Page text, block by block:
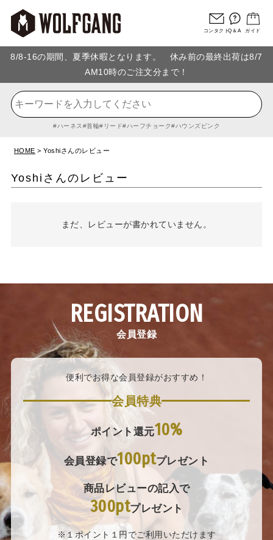
コンタクトQ＆A ガイド
8/8-16の期間、夏季休暇となります。 休み前の最終出荷は8/7
AM10時のご注文分まで！
ハーネス 首輪 リード ハーフチョーク ハウンズピンク
HOME Yoshiさんのレビュー
Yoshiさんのレビュー
まだ、レビューが書かれていません。
REGISTRATION
会員登録
便利でお得な会員登録がおすすめ！
会員特典
ポイント還元10%
会員登録で100ptプレゼント
商品レビューの記入で
300ptプレゼント
※１ポイント１円でご利用いただけます